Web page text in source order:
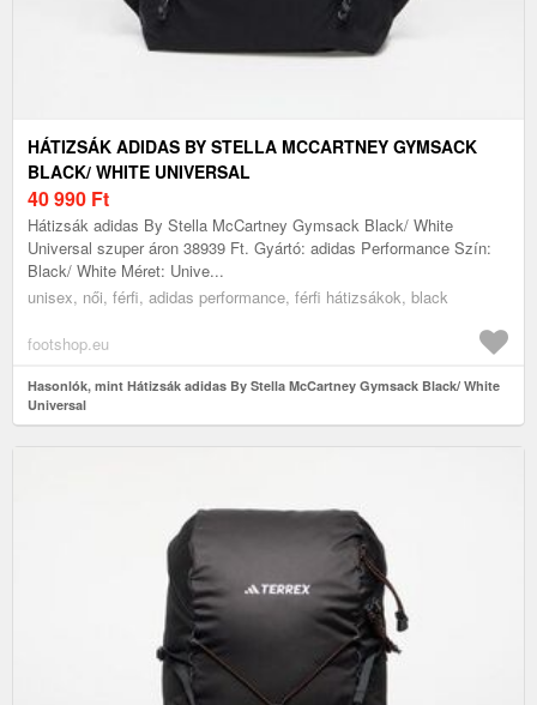
HÁTIZSÁK ADIDAS BY STELLA MCCARTNEY GYMSACK
BLACK/ WHITE UNIVERSAL
40 990 Ft
Hátizsák adidas By Stella McCartney Gymsack Black/ White
Universal szuper áron 38939 Ft. Gyártó: adidas Performance Szín:
Black/ White Méret: Unive...
unisex, női, férfi, adidas performance, férfi hátizsákok, black
footshop.eu
Hasonlók, mint Hátizsák adidas By Stella McCartney Gymsack Black/ White
Universal